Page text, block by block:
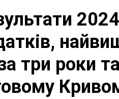
три роки